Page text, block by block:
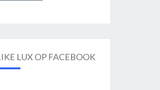
LUX OP FACEBOOK